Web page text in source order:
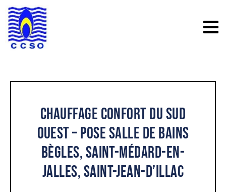
Passer
au
contenu
Chauffage Confort du Sud
Ouest – Pose salle de bains
Bègles, Saint-Médard-en-
Jalles, Saint-Jean-d’Illac